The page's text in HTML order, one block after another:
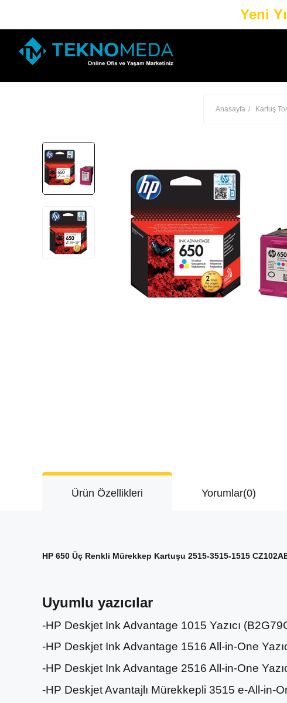
Yeni
Anasayfa Kartuş
Ürün Özellikleri Yorumlar(0)
HP 650 Üç Renkli Mürekkep Kartuşu 2515-3515-1515
Uyumlu yazıcılar
-HP Deskjet Ink Advantage 1015 Yazıcı
-HP Deskjet Ink Advantage 1516 All-in-One
-HP Deskjet Ink Advantage 2516 All-in-One
-HP Deskjet Avantajlı Mürekkepli 3515 e-All-in-